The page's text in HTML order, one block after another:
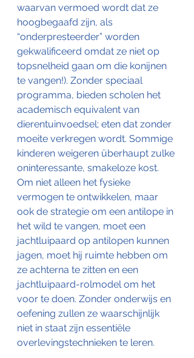
waarvan vermoed wordt dat ze
hoogbegaafd zijn, als
“onderpresteerder” worden
gekwalificeerd omdat ze niet op
topsnelheid gaan om die konijnen
te vangen!). Zonder speciaal
programma, bieden scholen het
academisch equivalent van
dierentuinvoedsel; eten dat zonder
moeite verkregen wordt. Sommige
kinderen weigeren überhaupt zulke
oninteressante, smakeloze kost.
Om niet alleen het fysieke
vermogen te ontwikkelen, maar
ook de strategie om een antilope in
het wild te vangen, moet een
jachtluipaard op antilopen kunnen
jagen, moet hij ruimte hebben om
ze achterna te zitten en een
jachtluipaard-rolmodel om het
voor te doen. Zonder onderwijs en
oefening zullen ze waarschijnlijk
niet in staat zijn essentiële
overlevingstechnieken te leren.